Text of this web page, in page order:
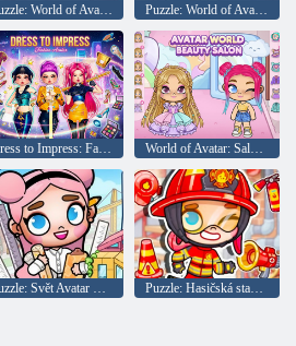
Puzzle: World of Avatar Valentýn
Dress to Impress: Fashion Avatar World of Avatar: Salon krásy